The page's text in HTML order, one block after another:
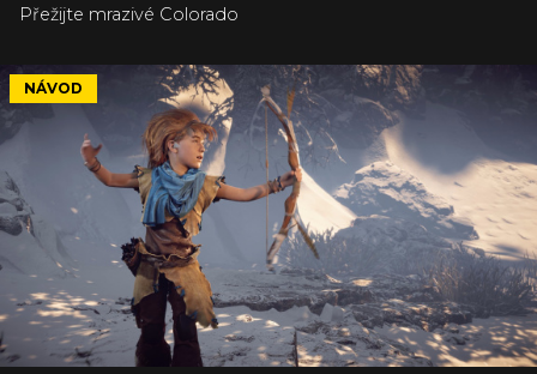
Přežijte mrazivé Colorado
NÁVOD